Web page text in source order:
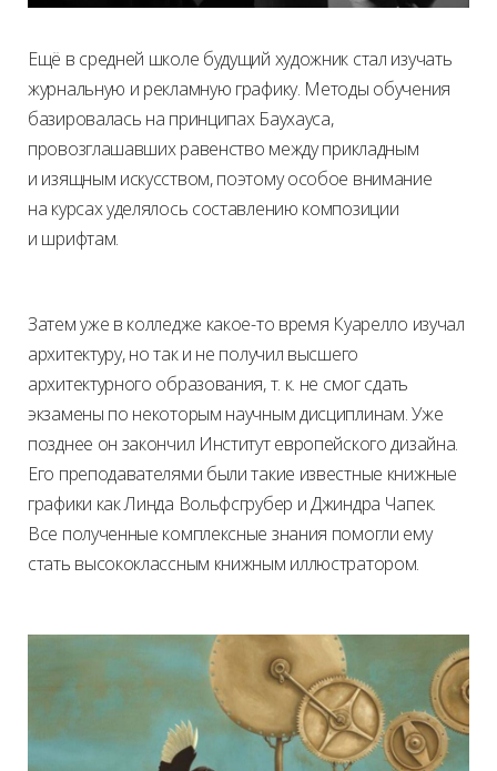
Ещё в средней школе будущий художник стал изучать
журнальную и рекламную графику. Методы обучения
базировалась на принципах Баухауса,
провозглашавших равенство между прикладным
и изящным искусством, поэтому особое внимание
на курсах уделялось составлению композиции
и шрифтам.
Затем уже в колледже какое-то время Куарелло изучал
архитектуру, но так и не получил высшего
архитектурного образования, т. к. не смог сдать
экзамены по некоторым научным дисциплинам. Уже
позднее он закончил Институт европейского дизайна.
Его преподавателями были такие известные книжные
графики как Линда Вольфсгрубер и Джиндра Чапек.
Все полученные комплексные знания помогли ему
стать высококлассным книжным иллюстратором.